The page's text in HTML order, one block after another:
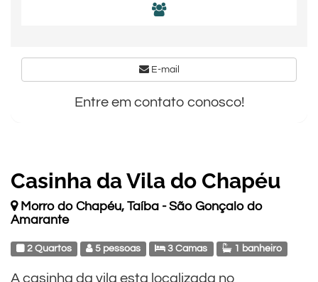
Casinha da Vila do Chapéu
Morro do Chapéu, Taíba - São Gonçalo do
Amarante
2 Quartos 5 pessoas 3 Camas 1 banheiro
A casinha da vila esta localizada no
E-mail
Entre em contato conosco!